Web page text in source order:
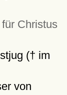
Christus
(† im
von